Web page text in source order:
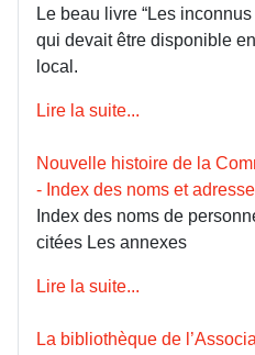
Le beau livre “Les
qui devait être disponible
local.
Lire la suite...
Nouvelle histoire de la
- Index des noms et
Index des noms de
citées Les annexes
Lire la suite...
La bibliothèque de